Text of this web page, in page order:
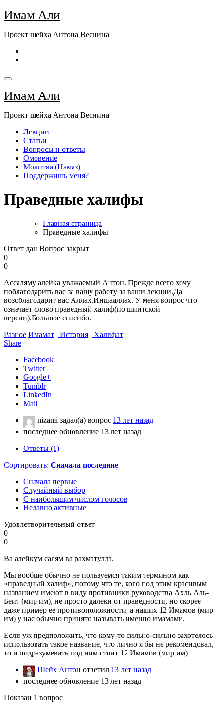
Перейти
к
Имам Али
Проект шейха Антона Веснина
Имам Али
Проект шейха Антона Веснина
Лекции
Статьи
Вопросы и ответы
Омовение
Молитва (Намаз)
Поддержишь меня?
Праведные халифы
Главная страница
Праведные халифы
Ответ дан Вопрос закрыт
0
0
Ассаляму алейка уважаемый Антон. Прежде всего хочу
поблагодарить вас за вашу работу за ваши лекции.Да
возоблагодарит вас Аллах.Иншааллах. У меня вопрос что
означает слово праведный халиф(по шиитской
версии).Большое спасибо.
Разное Имамат История
Халифат
Share
Facebook
Twitter
Google+
Tumblr
LinkedIn
Mail
nizami задал(а) вопрос 13 лет назад
последнее обновление 13 лет назад
Ответы (1)
Сортировать: Сначала последние
Сначала первые
Случайный выбор
С наибольшим числом голосов
Недавно активные
Удовлетворительный ответ
0
0
Ва алейкум салям ва рахматулла.
Мы вообще обычно не пользуемся таким термином как
«праведный халиф», потому что те, кого под этим красивым
названием имеют в виду противники руководства Ахль Аль-
Бейт (мир им), не просто далеки от праведности, но скорее
даже пример ее противоположности, а наших 12 Имамов (мир
им) у нас обычно принято называть именно имамами.
Если уж предположить, что кому-то сильно-сильно захотелось
использовать такое название, что лично я бы не рекомендовал,
то и подразумевать под ним стоит 12 Имамов (мир им).
Шейх Антон ответил 13 лет назад
последнее обновление 13 лет назад
Показан 1 вопрос